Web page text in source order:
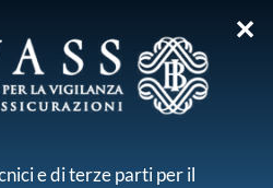
✕
e di terze parti per il